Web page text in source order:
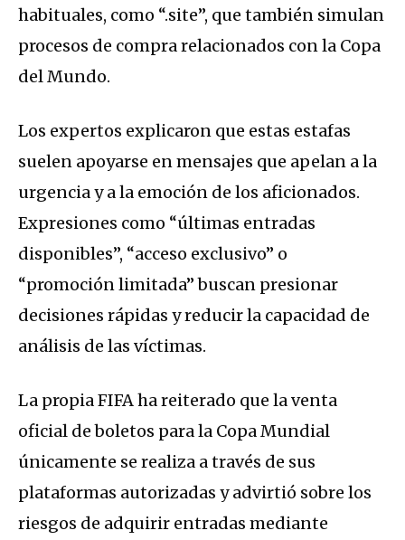
habituales, como “.site”, que también simulan
procesos de compra relacionados con la Copa
del Mundo.
Los expertos explicaron que estas estafas
suelen apoyarse en mensajes que apelan a la
urgencia y a la emoción de los aficionados.
Expresiones como “últimas entradas
disponibles”, “acceso exclusivo” o
“promoción limitada” buscan presionar
decisiones rápidas y reducir la capacidad de
análisis de las víctimas.
La propia FIFA ha reiterado que la venta
oficial de boletos para la Copa Mundial
únicamente se realiza a través de sus
plataformas autorizadas y advirtió sobre los
riesgos de adquirir entradas mediante